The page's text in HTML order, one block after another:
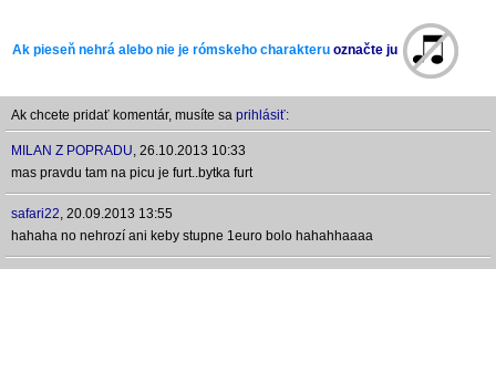
Ak pieseň nehrá alebo nie je rómskeho charakteru označte ju
Ak chcete pridať komentár, musíte sa prihlásiť:
MILAN Z POPRADU, 26.10.2013 10:33
mas pravdu tam na picu je furt..bytka furt
safari22, 20.09.2013 13:55
hahaha no nehrozí ani keby stupne 1euro bolo hahahhaaaa